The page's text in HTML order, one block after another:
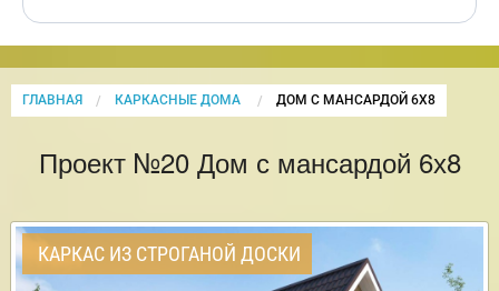
ГЛАВНАЯ КАРКАСНЫЕ ДОМА CURRENT:
ДОМ С МАНСАРДОЙ 6Х8
Проект №20 Дом с мансардой 6х8
КАРКАС ИЗ СТРОГАНОЙ ДОСКИ